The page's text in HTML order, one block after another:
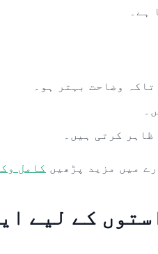
وضاحت بہتر ہو۔
کرتی ہیں۔
میں مزید پڑھیں کامل